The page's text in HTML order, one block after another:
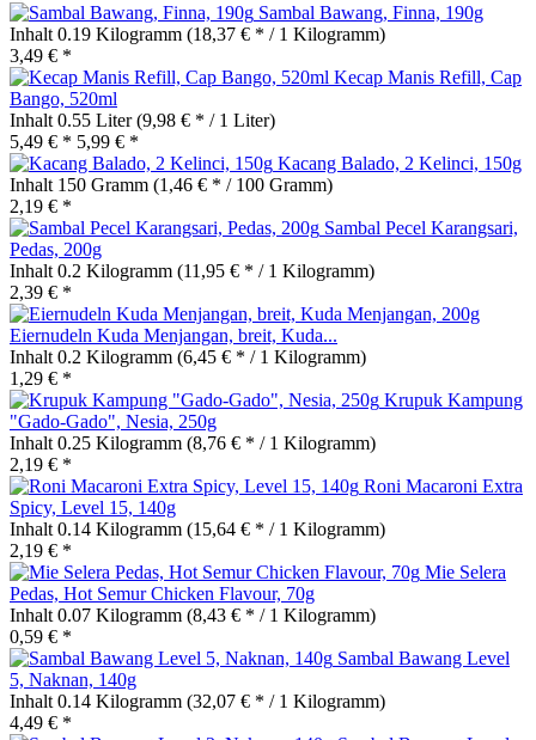
Sambal Bawang, Finna, 190g
Inhalt 0.19 Kilogramm (18,37 € * / 1 Kilogramm)
3,49 € *
Kecap Manis Refill, Cap
Bango, 520ml
Inhalt 0.55 Liter(9,98 € * / 1 Liter)
5,49 € * 5,99 € *
Kacang Balado, 2 Kelinci, 150g
Inhalt 150 Gramm (1,46 € * / 100 Gramm)
2,19 € *
Sambal Pecel Karangsari,
Pedas, 200g
Inhalt 0.2 Kilogramm (11,95 € * / 1 Kilogramm)
2,39 € *
Eiernudeln Kuda Menjangan, breit, Kuda...
Inhalt 0.2 Kilogramm (6,45 € * / 1 Kilogramm)
1,29 € *
Krupuk Kampung
"Gado-Gado", Nesia, 250g
Inhalt 0.25 Kilogramm (8,76 € * / 1 Kilogramm)
2,19 € *
Roni Macaroni Extra
Spicy, Level 15, 140g
Inhalt 0.14 Kilogramm (15,64 € * / 1 Kilogramm)
2,19 € *
Mie Selera
Pedas, Hot Semur Chicken Flavour, 70g
Inhalt 0.07 Kilogramm (8,43 € * / 1 Kilogramm)
0,59 € *
Sambal Bawang Level
5, Naknan, 140g
Inhalt 0.14 Kilogramm (32,07 € * / 1 Kilogramm)
4,49 € *